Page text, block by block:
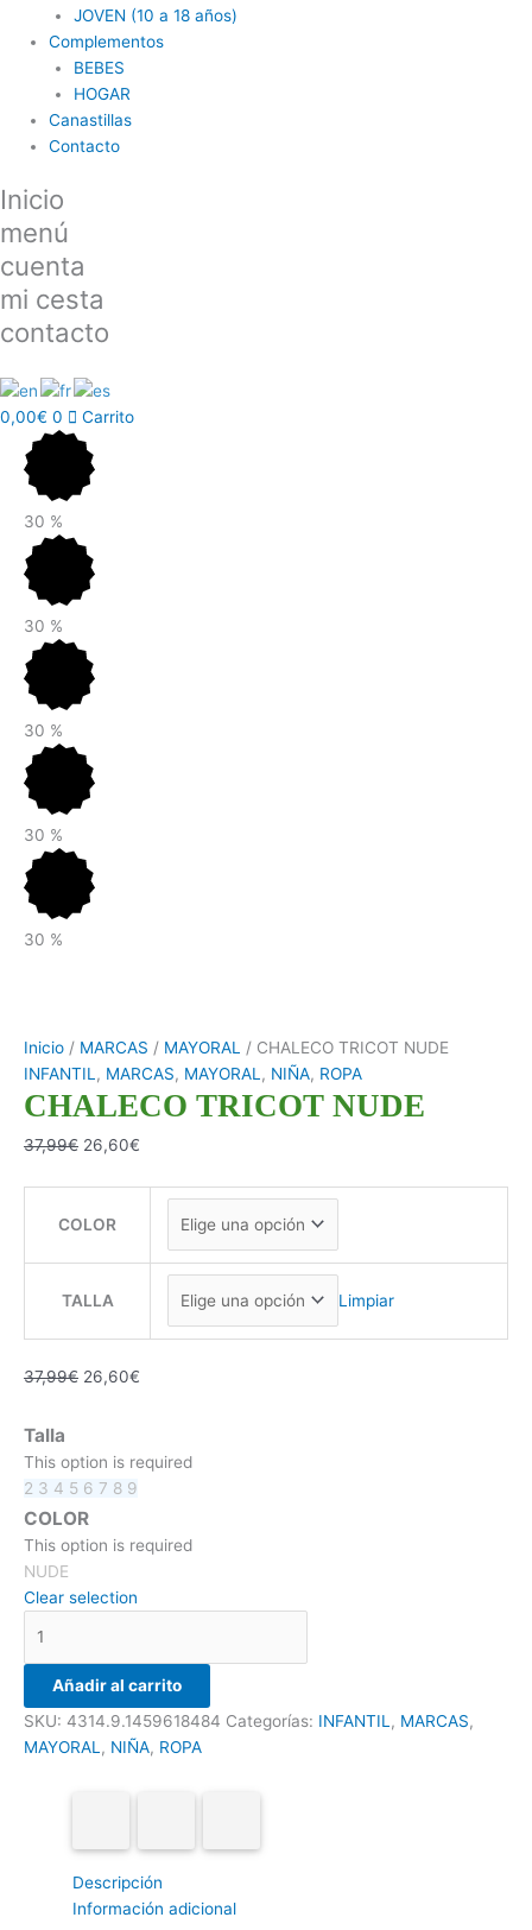
JOVEN (10 a 18 años)
Complementos
BEBES
HOGAR
Canastillas
Contacto
Inicio
menú
cuenta
mi cesta
contacto
0,00€ 0 Carrito
30 %
30 %
30 %
30 %
30 %
Inicio / MARCAS / MAYORAL / CHALECO TRICOT NUDE
INFANTIL, MARCAS, MAYORAL, NIÑA, ROPA
CHALECO TRICOT NUDE
37,99€ 26,60€
COLOR
TALLA Limpiar
37,99€ 26,60€
Talla
This option is required
2 3 4 5 6 7 8 9
COLOR
This option is required
NUDE
Clear selection
Añadir al carrito
SKU: 4314.9.1459618484 Categorías: INFANTIL , MARCAS,
MAYORAL , NIÑA, ROPA
Descripción
Información adicional